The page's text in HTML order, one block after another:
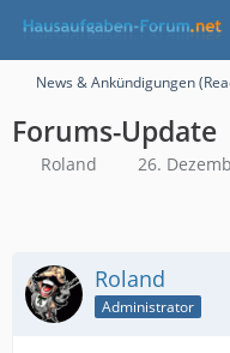
News & Ankündigungen
Forums-Update
Roland 26.
Roland
Administrator